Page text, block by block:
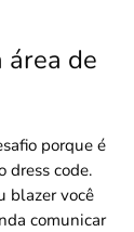
de
porque é
dress code.
blazer você
comunicar